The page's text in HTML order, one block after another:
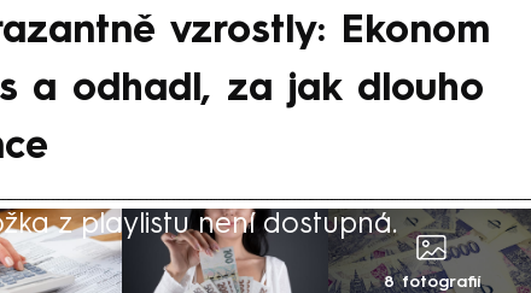
vzrostly: Ekonom
a odhadl, za jak dlouho
z playlistu není dostupná.
8 fotografií